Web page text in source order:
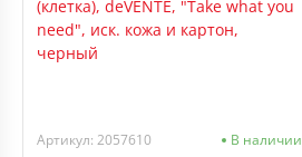
Артикул: 2057610 В наличии